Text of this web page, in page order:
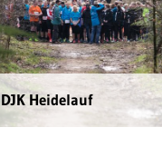
Heidelauf